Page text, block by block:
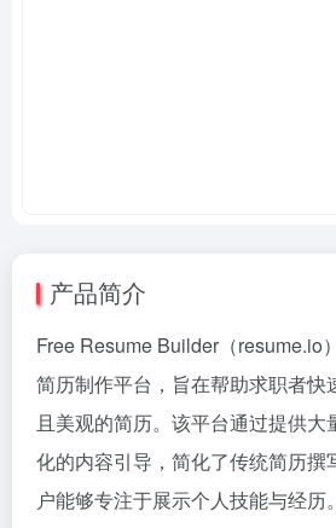
产品简介
Free Resume Builder（resume.io
简历制作平台，旨在帮助求职者快
且美观的简历。该平台通过提供
化的内容引导，简化了传统简历撰
户能够专注于展示个人技能与经历。